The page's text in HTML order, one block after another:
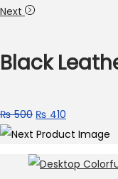
Next
Black
₨500 ₨ 410